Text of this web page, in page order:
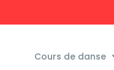
Cours de danse